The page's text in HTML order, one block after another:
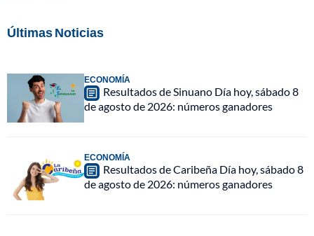
Últimas Noticias
ECONOMÍA
Resultados de Sinuano Día hoy, sábado 8
de agosto de 2026: números ganadores
ECONOMÍA
Resultados de Caribeña Día hoy, sábado 8
de agosto de 2026: números ganadores